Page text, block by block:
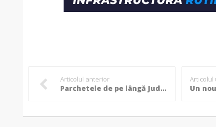
Articolul anterior
Parchetele de pe lângă Judecătoriile Săveni și Dorohoi au trecut sub pază militară
Articolul